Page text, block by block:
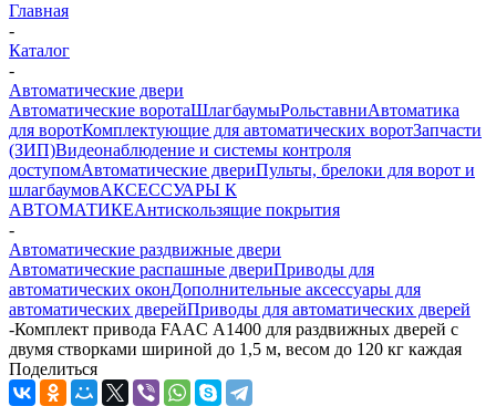
Главная
-
Каталог
-
Автоматические двери
Автоматические воротаШлагбаумыРольставниАвтоматика
для воротКомплектующие для автоматических воротЗапчасти
(ЗИП)Видеонаблюдение и системы контроля
доступомАвтоматические двериПульты, брелоки для ворот и
шлагбаумовАКСЕССУАРЫ К
АВТОМАТИКЕАнтискользящие покрытия
-
Автоматические раздвижные двери
Автоматические распашные двериПриводы для
автоматических оконДополнительные аксессуары для
автоматических дверейПриводы для автоматических дверей
-Комплект привода FAAC А1400 для раздвижных дверей с
двумя створками шириной до 1,5 м, весом до 120 кг каждая
Поделиться